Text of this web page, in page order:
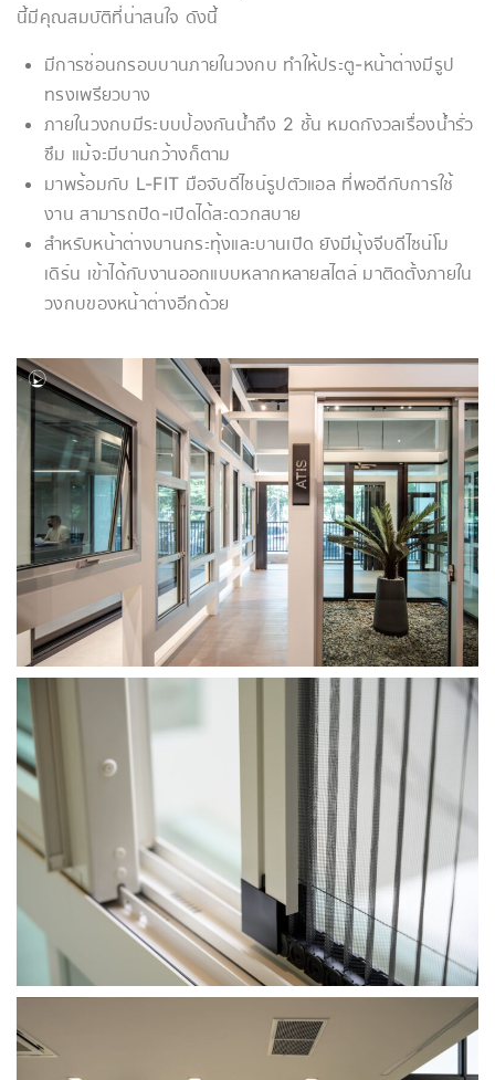
นี้มีคุณสมบัติที่น่าสนใจ ดังนี้
มีการซ่อนกรอบบานภายในวงกบ ทำให้ประตู-หน้าต่างมีรูป
ทรงเพรียวบาง
ภายในวงกบมีระบบป้องกันน้ำถึง 2 ชั้น หมดกังวลเรื่องน้ำรั่ว
ซึม แม้จะมีบานกว้างก็ตาม
มาพร้อมกับ L-FIT มือจับดีไซน์รูปตัวแอล ที่พอดีกับการใช้
งาน สามารถปิด-เปิดได้สะดวกสบาย
สำหรับหน้าต่างบานกระทุ้งและบานเปิด ยังมีมุ้งจีบดีไซน์โม
เดิร์น เข้าได้กับงานออกแบบหลากหลายสไตล์ มาติดตั้งภายใน
วงกบของหน้าต่างอีกด้วย